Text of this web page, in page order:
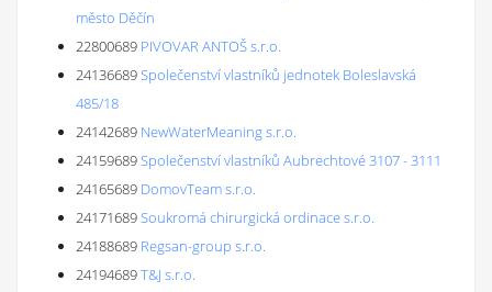
město Děčín
22800689 PIVOVAR ANTOŠ s.r.o.
24136689Společenství vlastníků jednotek Boleslavská
485/18
24142689 NewWaterMeaning s.r.o.
24159689Společenství vlastníků Aubrechtové 3107 - 3111
24165689 DomovTeam s.r.o.
24171689Soukromá chirurgická ordinace s.r.o.
24188689 Regsan-group s.r.o.
24194689T&J s.r.o.